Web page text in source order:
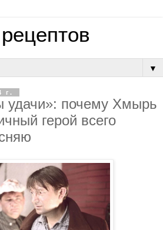
▼
г.
удачи»: почему Хмырь
герой всего